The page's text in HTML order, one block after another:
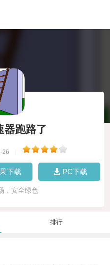
器跑路了
26
下载 PC下载
，安全绿色
排行